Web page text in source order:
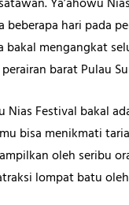
beberapa hari pada
bakal mengangkat
barat Pulau
Nias Festival bakal
bisa menikmati
oleh seribu
lompat batu